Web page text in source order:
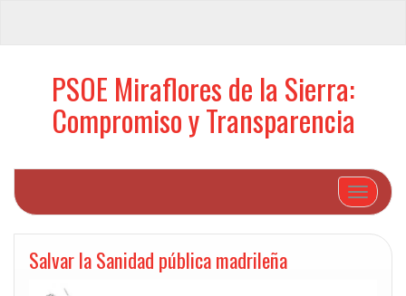
PSOE Miraflores de la Sierra:
Compromiso y Transparencia
Cambiar
Salvar la Sanidad pública madrileña